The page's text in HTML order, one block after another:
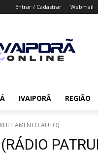
Entrar / Cadastrar Webmail
IVAIPORÃ REGIÃO
AUTO)